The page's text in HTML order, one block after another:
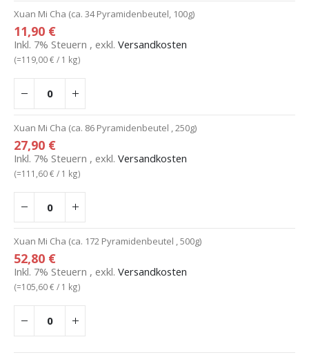
Xuan Mi Cha (ca. 34 Pyramidenbeutel, 100g)
11,90 €
Inkl. 7% Steuern , exkl. Versandkosten
(=119,00 € / 1 kg)
Xuan Mi Cha (ca. 86 Pyramidenbeutel , 250g)
27,90 €
Inkl. 7% Steuern , exkl. Versandkosten
(=111,60 € / 1 kg)
Xuan Mi Cha (ca. 172 Pyramidenbeutel , 500g)
52,80 €
Inkl. 7% Steuern , exkl. Versandkosten
(=105,60 € / 1 kg)